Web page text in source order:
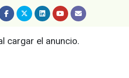
cargar el anuncio.